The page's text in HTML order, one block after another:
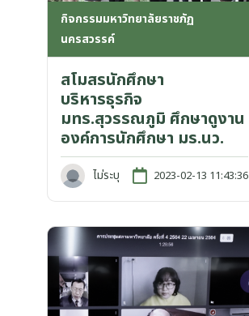
กิจกรรมมหาวิทยาลัยราชภัฏ
นครสวรรค์
สโมสรนักศึกษา
บริหารธุรกิจ
มทร.สุวรรณภูมิ ศึกษาดูงาน
องค์การนักศึกษา มร.นว.
ไม่ระบุ 2023-02-13 11:43:36